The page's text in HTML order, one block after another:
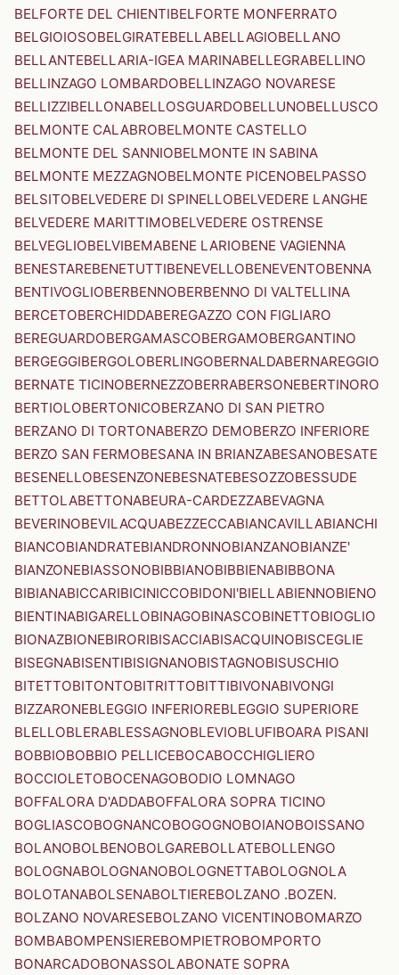
BELFORTE DEL CHIENTIBELFORTE MONFERRATO
BELGIOIOSOBELGIRATEBELLABELLAGIOBELLANO
BELLANTEBELLARIA-IGEA MARINABELLEGRABELLINO
BELLINZAGO LOMBARDOBELLINZAGO NOVARESE
BELLIZZIBELLONABELLOSGUARDOBELLUNOBELLUSCO
BELMONTE CALABROBELMONTE CASTELLO
BELMONTE DEL SANNIOBELMONTE IN SABINA
BELMONTE MEZZAGNOBELMONTE PICENOBELPASSO
BELSITOBELVEDERE DI SPINELLOBELVEDERE LANGHE
BELVEDERE MARITTIMOBELVEDERE OSTRENSE
BELVEGLIOBELVIBEMABENE LARIOBENE VAGIENNA
BENESTAREBENETUTTIBENEVELLOBENEVENTOBENNA
BENTIVOGLIOBERBENNOBERBENNO DI VALTELLINA
BERCETOBERCHIDDABEREGAZZO CON FIGLIARO
BEREGUARDOBERGAMASCOBERGAMOBERGANTINO
BERGEGGIBERGOLOBERLINGOBERNALDABERNAREGGIO
BERNATE TICINOBERNEZZOBERRABERSONEBERTINORO
BERTIOLOBERTONICOBERZANO DI SAN PIETRO
BERZANO DI TORTONABERZO DEMOBERZO INFERIORE
BERZO SAN FERMOBESANA IN BRIANZABESANOBESATE
BESENELLOBESENZONEBESNATEBESOZZOBESSUDE
BETTOLABETTONABEURA-CARDEZZABEVAGNA
BEVERINOBEVILACQUABEZZECCABIANCAVILLABIANCHI
BIANCOBIANDRATEBIANDRONNOBIANZANOBIANZE'
BIANZONEBIASSONOBIBBIANOBIBBIENABIBBONA
BIBIANABICCARIBICINICCOBIDONI'BIELLABIENNOBIENO
BIENTINABIGARELLOBINAGOBINASCOBINETTOBIOGLIO
BIONAZBIONEBIRORIBISACCIABISACQUINOBISCEGLIE
BISEGNABISENTIBISIGNANOBISTAGNOBISUSCHIO
BITETTOBITONTOBITRITTOBITTIBIVONABIVONGI
BIZZARONEBLEGGIO INFERIOREBLEGGIO SUPERIORE
BLELLOBLERABLESSAGNOBLEVIOBLUFIBOARA PISANI
BOBBIOBOBBIO PELLICEBOCABOCCHIGLIERO
BOCCIOLETOBOCENAGOBODIO LOMNAGO
BOFFALORA D'ADDABOFFALORA SOPRA TICINO
BOGLIASCOBOGNANCOBOGOGNOBOIANOBOISSANO
BOLANOBOLBENOBOLGAREBOLLATEBOLLENGO
BOLOGNABOLOGNANOBOLOGNETTABOLOGNOLA
BOLOTANABOLSENABOLTIEREBOLZANO .BOZEN.
BOLZANO NOVARESEBOLZANO VICENTINOBOMARZO
BOMBABOMPENSIEREBOMPIETROBOMPORTO
BONARCADOBONASSOLABONATE SOPRA